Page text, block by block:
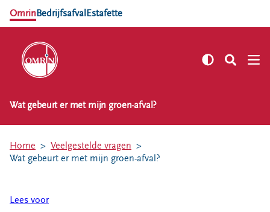
OmrinBedrijfsafval Estafette
NL EN
Afvalkalender
Milieustraten
Wat gebeurt er met mijn groen-afval?
Home
Veelgestelde vragen
Wat gebeurt er met mijn groen-afval?
Lees voor